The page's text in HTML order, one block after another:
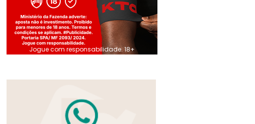
Jogue com responsabilidade. 18+